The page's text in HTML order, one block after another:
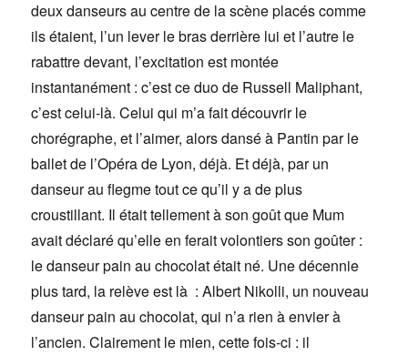
deux danseurs au centre de la scène placés comme
ils étaient, l’un lever le bras derrière lui et l’autre le
rabattre devant, l’excitation est montée
instantanément : c’est ce duo de Russell Maliphant,
c’est celui-là. Celui qui m’a fait découvrir le
chorégraphe, et l’aimer, alors dansé à Pantin par le
ballet de l’Opéra de Lyon, déjà. Et déjà, par un
danseur au flegme tout ce qu’il y a de plus
croustillant. Il était tellement à son goût que Mum
avait déclaré qu’elle en ferait volontiers son goûter :
le danseur pain au chocolat était né. Une décennie
plus tard, la relève est là : Albert Nikolli, un nouveau
danseur pain au chocolat, qui n’a rien à envier à
l’ancien. Clairement le mien, cette fois-ci : il